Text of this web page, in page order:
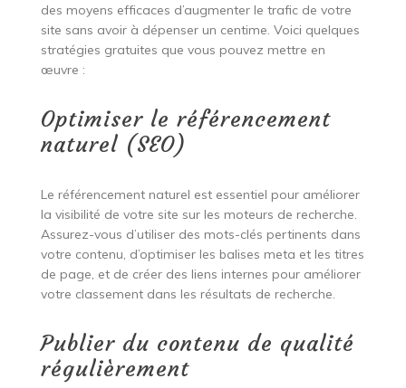
des moyens efficaces d’augmenter le trafic de votre
site sans avoir à dépenser un centime. Voici quelques
stratégies gratuites que vous pouvez mettre en
œuvre :
Optimiser le référencement
naturel (SEO)
Le référencement naturel est essentiel pour améliorer
la visibilité de votre site sur les moteurs de recherche.
Assurez-vous d’utiliser des mots-clés pertinents dans
votre contenu, d’optimiser les balises meta et les titres
de page, et de créer des liens internes pour améliorer
votre classement dans les résultats de recherche.
Publier du contenu de qualité
régulièrement